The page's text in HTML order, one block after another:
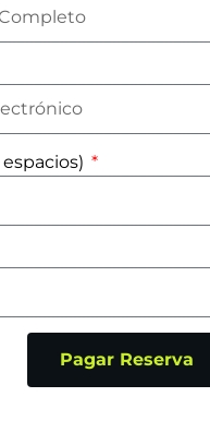
Pagar Reserva